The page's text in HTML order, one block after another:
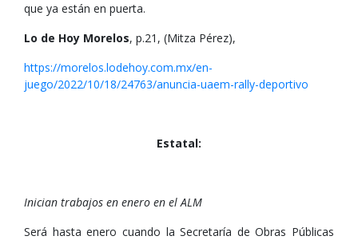
que ya están en puerta.
Lo de Hoy Morelos, p.21, (Mitza Pérez),
https://morelos.lodehoy.com.mx/en-
juego/2022/10/18/24763/anuncia-uaem-rally-deportivo
Estatal:
Inician trabajos en enero en el ALM
Será hasta enero cuando la Secretaría de Obras Públicas